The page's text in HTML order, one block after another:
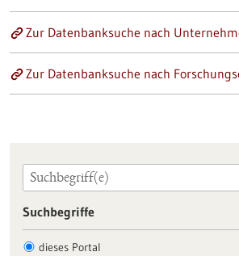
Zur Datenbanksuche nach
Zur Datenbanksuche nach
Suchbegriffe
dieses Portal